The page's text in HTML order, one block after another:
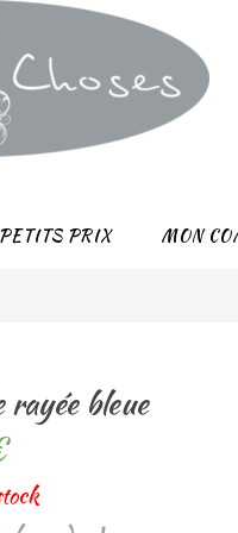
PRIX MON
bleue